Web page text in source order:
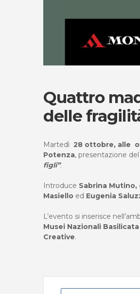
Quattro
delle
Martedì 28 ottobre, alle
Potenza, presentazione
figli”.
Introduce Sabrina Mutino,
Masiello ed Eugenia
L’evento si inserisce
Musei Nazionali Basilicata
Creative.